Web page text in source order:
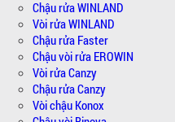
Chậu rửa WINLAND
Vòi rửa WINLAND
Chậu rửa Faster
Chậu vòi rửa EROWIN
Vòi rửa Canzy
Chậu rửa Canzy
Vòi chậu Konox